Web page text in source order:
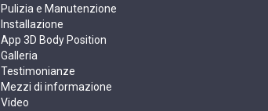
Pulizia e Manutenzione
Installazione
App 3D Body Position
Galleria
Testimonianze
Mezzi di informazione
Video